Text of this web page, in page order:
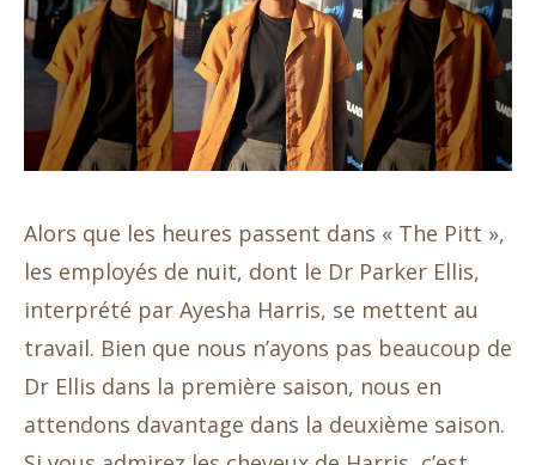
Alors que les heures passent dans « The Pitt »,
les employés de nuit, dont le Dr Parker Ellis,
interprété par Ayesha Harris, se mettent au
travail. Bien que nous n’ayons pas beaucoup de
Dr Ellis dans la première saison, nous en
attendons davantage dans la deuxième saison.